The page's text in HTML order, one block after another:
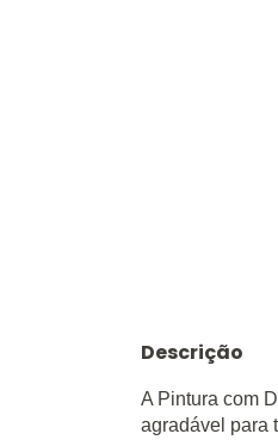
Descrição
A Pintura com
agradável para